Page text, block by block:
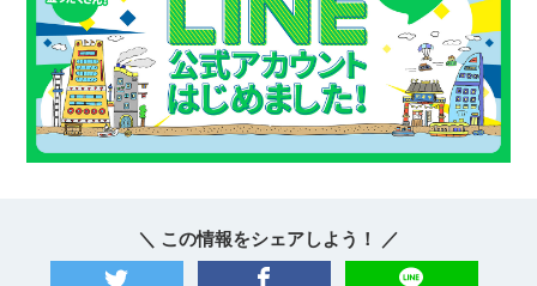
＼ この情報をシェアしよう！ ／